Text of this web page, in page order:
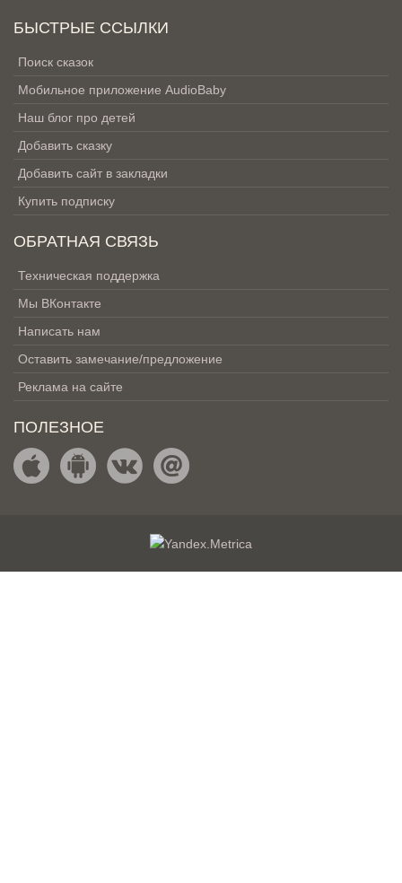
БЫСТРЫЕ ССЫЛКИ
Поиск сказок
Мобильное приложение AudioBaby
Наш блог про детей
Добавить сказку
Добавить сайт в закладки
Купить подписку
ОБРАТНАЯ СВЯЗЬ
Техническая поддержка
Мы ВКонтакте
Написать нам
Оставить замечание/предложение
Реклама на сайте
ПОЛЕЗНОЕ